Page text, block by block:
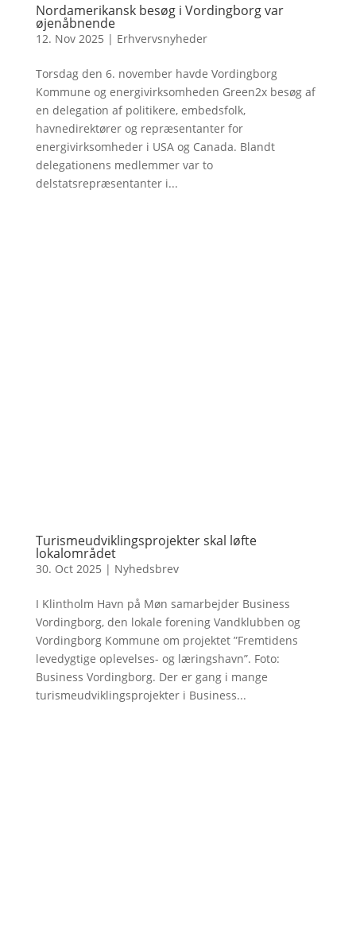
Nordamerikansk besøg i Vordingborg var
øjenåbnende
12. Nov 2025 | Erhvervsnyheder
Torsdag den 6. november havde Vordingborg
Kommune og energivirksomheden Green2x besøg af
en delegation af politikere, embedsfolk,
havnedirektører og repræsentanter for
energivirksomheder i USA og Canada. Blandt
delegationens medlemmer var to
delstatsrepræsentanter i...
Turismeudviklingsprojekter skal løfte
lokalområdet
30. Oct 2025 | Nyhedsbrev
I Klintholm Havn på Møn samarbejder Business
Vordingborg, den lokale forening Vandklubben og
Vordingborg Kommune om projektet ”Fremtidens
levedygtige oplevelses- og læringshavn”. Foto:
Business Vordingborg. Der er gang i mange
turismeudviklingsprojekter i Business...